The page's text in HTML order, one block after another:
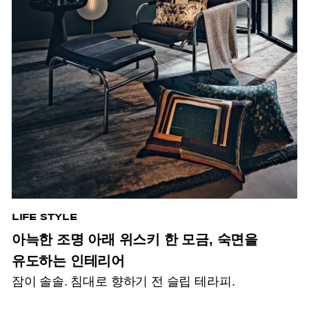
LIFE STYLE
아늑한 조명 아래 위스키 한 모금, 숙면을
유도하는 인테리어
잠이 솔솔. 침대로 향하기 전 슬립 테라피.